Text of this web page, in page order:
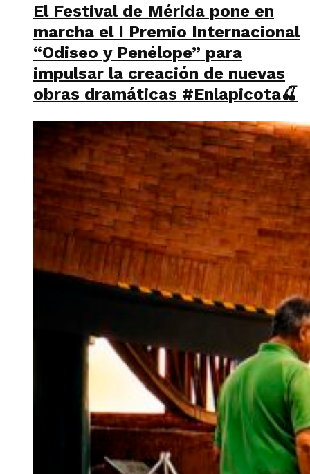
El Festival de Mérida pone en
marcha el I Premio Internacional
“Odiseo y Penélope” para
impulsar la creación de nuevas
obras dramáticas #Enlapicota🍒